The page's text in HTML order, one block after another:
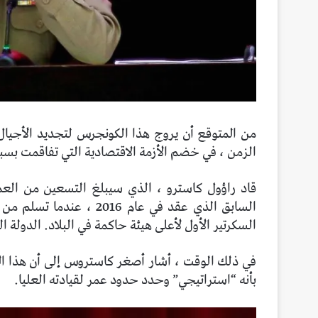
من المتوقع أن يروج هذا الكونجرس لتجديد
الزمن ، في خضم الأزمة الاقتصادية التي تفاقمت
قاد راؤول كاسترو ، الذي سيبلغ التسعين من
السابق الذي عقد في
السكرتير الأول لأعلى هيئة حاكمة في البلاد. الدولة
في ذلك الوقت ، أشار أصغر كاستروس إلى أن هذا
بأنه “استراتيجي” وحدد حدود عمر لقيادته العليا.